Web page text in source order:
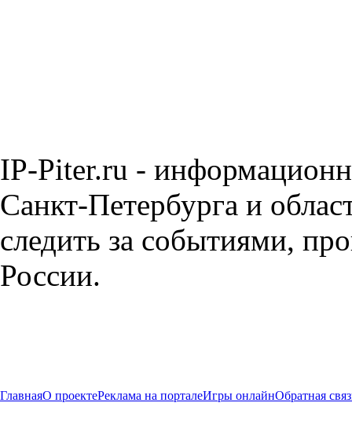
IP-Piter.ru -
Санкт-Петербурга и
следить за событиями,
России.
ГлавнаяО проектеРеклама на порталеИгры онлайнОбратная